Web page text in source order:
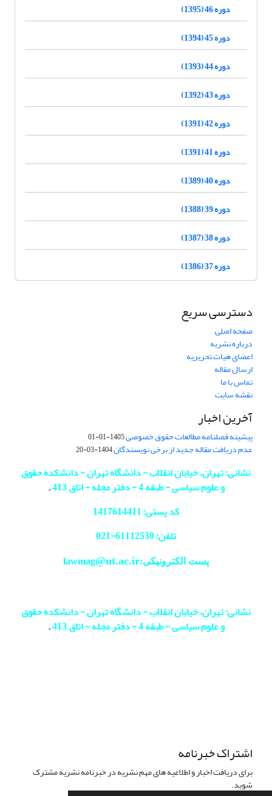
دوره 46 (1395)
دوره 45 (1394)
دوره 44 (1393)
دوره 43 (1392)
دوره 42 (1391)
دوره 41 (1391)
دوره 40 (1389)
دوره 39 (1388)
دوره 38 (1387)
دوره 37 (1386)
دسترسی سریع
صفحه اصلی
درباره نشریه
اعضای هیات تحریریه
ارسال مقاله
تماس با ما
نقشه سایت
آخرین اخبار
پیشینه فصلنامه مطالعات حقوق خصوصی1405-01-01
عدم دریافت مقاله جدید از برخی نویسندگان1404-03-20
نشانی: تهران، خیابان انقلاب - دانشگاه تهران - دانشکده حقوق
و علوم سیاسی - طبقه 4 - دفتر مجله - اتاق 413
.
کد پستی: 1417614411
تلفن: 61112530-
021
پست الکترونیکی:lawmag@ut.ac.ir
نشانی: تهران، خیابان انقلاب - دانشگاه تهران - دانشکده حقوق
و علوم سیاسی - طبقه 4 - دفتر مجله - اتاق 413
.
اشتراک خبرنامه
برای دریافت اخبار و اطلاعیه های مهم نشریه در خبرنامه نشریه مشترک
شوید.